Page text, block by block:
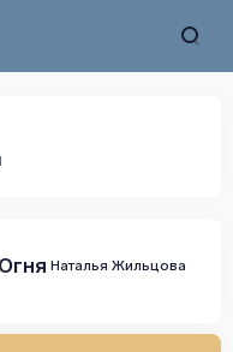
Наталья Жильцова